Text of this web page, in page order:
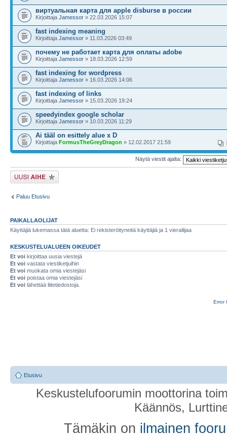
виртуальная карта для apple disburse в россии
Kirjoittaja Jamessor » 22.03.2026 15:07
fast indexing meaning
Kirjoittaja Jamessor » 11.03.2026 03:49
почему не работает карта для оплаты adobe
Kirjoittaja Jamessor » 18.03.2026 12:59
fast indexing for wordpress
Kirjoittaja Jamessor » 16.03.2026 14:06
fast indexing of links
Kirjoittaja Jamessor » 15.03.2026 19:24
speedyindex google scholar
Kirjoittaja Jamessor » 10.03.2026 11:29
Ai tääl on esittely alue x D
Kirjoittaja FormusTheGreyDragon » 12.02.2017 21:59
Näytä viestit ajalta:
Lähetä uusi viesti
Paluu Etusivu
PAIKALLAOLIJAT
Käyttäjiä lukemassa tätä aluetta: Ei rekisteröityneitä käyttäjiä ja 1 vierailijaa
KESKUSTELUALUEEN OIKEUDET
Et voi kirjoittaa uusia viestejä
Et voi vastata viestiketjuihin
Et voi muokata omia viestejäsi
Et voi poistaa omia viestejäsi
Et voi lähettää liitetiedostoja.
Error
Etusivu
Keskustelufoorumin moottorina
Käännös,
Tämäkin on ilmainen